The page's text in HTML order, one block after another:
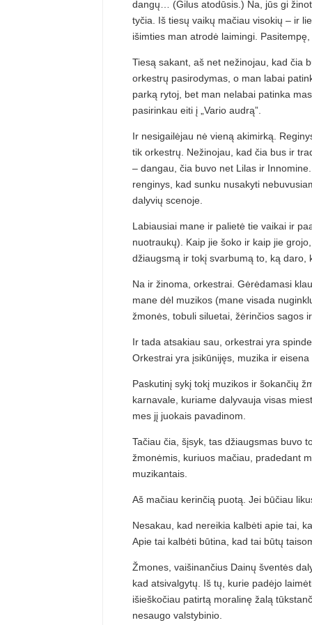
dangų… (Gilus atodūsis.) Na, jūs gi
tyčia. Iš tiesų vaikų mačiau visokių – ir
išimties man atrodė laimingi.
Tiesą sakant, aš net nežinojau, kad čia
orkestrų pasirodymas, o man labai
parką rytoj, bet man nelabai patinka
pasirinkau eiti į „Vario audrą”.
Ir nesigailėjau nė vieną akimirką.
tik orkestrų. Nežinojau, kad čia bus ir
– dangau, čia buvo net Lilas ir
renginys, kad sunku nusakyti
dalyvių scenoje.
Labiausiai mane ir palietė tie vaikai ir
nuotraukų). Kaip jie šoko ir kaip jie
džiaugsmą ir tokį svarbumą to, ką
Na ir žinoma, orkestrai. Gėrėdamasi
mane dėl muzikos (mane visada
žmonės, tobuli siluetai, žėrinčios sagos
Ir tada atsakiau sau, orkestrai yra
Orkestrai yra įsikūnijęs, muzika ir
Paskutinį sykį tokį muzikos ir šokančių
karnavale, kuriame dalyvauja visas
mes jį juokais pavadinom.
Tačiau čia, šįsyk, tas džiaugsmas buvo
žmonėmis, kuriuos mačiau, pradedant
muzikantais.
Aš mačiau kerinčią puotą. Jei būčiau
Nesakau, kad nereikia kalbėti apie tai,
Apie tai kalbėti būtina, kad tai būtų
Žmones, vaišinančius Dainų šventės
kad atsivalgytų. Iš tų, kurie padėjo
išieškočiau patirtą moralinę žalą
nesaugo valstybinio.